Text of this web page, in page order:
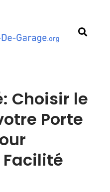
Choisir le
Porte